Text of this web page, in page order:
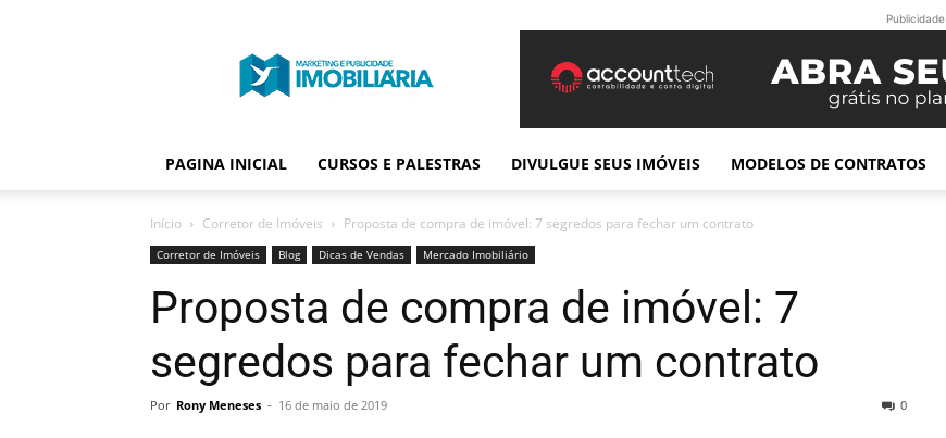
Publicidade
Imobiliária
Publicidade
PAGINA INICIAL CURSOS E PALESTRAS DIVULGUE SEUS IMÓVEIS MODELOS DE CONTRATOS
Início Corretor de Imóveis Proposta de compra de imóvel: 7 segredos para fechar um contrato
Corretor de Imóveis Blog Dicas de Vendas Mercado Imobiliário
Proposta de compra de imóvel: 7
segredos para fechar um contrato
Por Rony Meneses - 16 de maio de 2019 0